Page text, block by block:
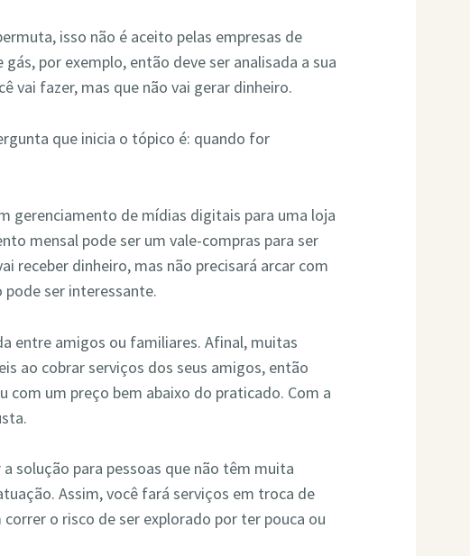
isso não é aceito pelas empresas de
por exemplo, então deve ser analisada a sua
vai fazer, mas que não vai gerar dinheiro.
que inicia o tópico é: quando for
gerenciamento de mídias digitais para uma loja
mensal pode ser um vale-compras para ser
receber dinheiro, mas não precisará arcar com
ser interessante.
entre amigos ou familiares. Afinal, muitas
ao cobrar serviços dos seus amigos, então
com um preço bem abaixo do praticado. Com a
solução para pessoas que não têm muita
Assim, você fará serviços em troca de
o risco de ser explorado por ter pouca ou